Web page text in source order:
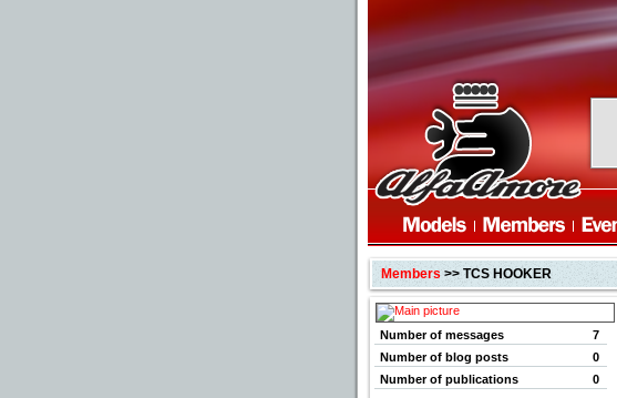
Members>> TCS HOOKER
Number of messages
7
Number of blog posts
0
Number of publications
0